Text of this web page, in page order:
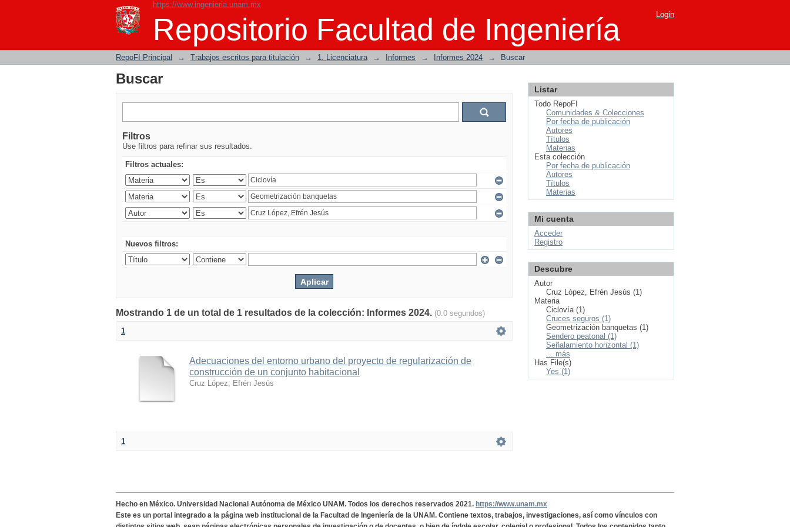
https://www.ingenieria.unam.mx
Repositorio Facultad de Ingeniería
Buscar Login
RepoFI Principal → Trabajos escritos para titulación → 1. Licenciatura → Informes → Informes 2024 → Buscar
Buscar
Filtros
Use filtros para refinar sus resultados.
Filtros actuales:
Nuevos filtros:
Mostrando 1 de un total de 1 resultados de la colección: Informes 2024. (0.0 segundos)
1
Adecuaciones del entorno urbano del proyecto de regularización de
construcción de un conjunto habitacional
Cruz López, Efrén Jesús
1
Listar
Todo RepoFI
Comunidades & Colecciones
Por fecha de publicación
Autores
Títulos
Materias
Esta colección
Por fecha de publicación
Autores
Títulos
Materias
Mi cuenta
Acceder
Registro
Descubre
Autor
Cruz López, Efrén Jesús (1)
Materia
Ciclovía (1)
Cruces seguros (1)
Geometrización banquetas (1)
Sendero peatonal (1)
Señalamiento horizontal (1)
... más
Has File(s)
Yes (1)
Hecho en México. Universidad Nacional Autónoma de México UNAM. Todos los derechos reservados 2021. https://www.unam.mx
Este es un portal integrado a la página web institucional de la Facultad de Ingeniería de la UNAM. Contiene textos, trabajos, investigaciones, así como vínculos con